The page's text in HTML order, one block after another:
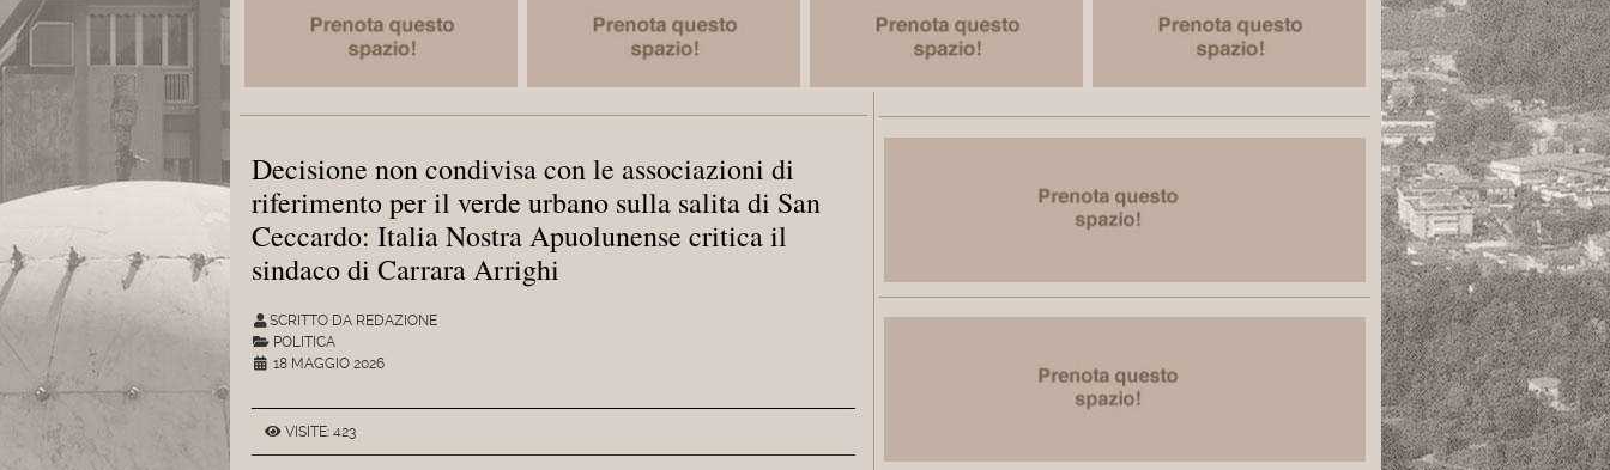
Decisione non condivisa con le associazioni di
riferimento per il verde urbano sulla salita di San
Ceccardo: Italia Nostra Apuolunense critica il
sindaco di Carrara Arrighi
SCRITTO DA REDAZIONE
POLITICA
18 MAGGIO 2026
VISITE: 423